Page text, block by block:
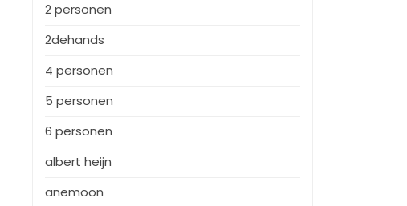
2 personen
2dehands
4 personen
5 personen
6 personen
albert heijn
anemoon